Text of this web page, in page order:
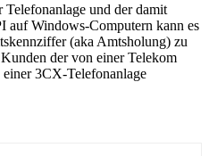
Telefonanlage und der damit
auf Windows-Computern kann es
(aka Amtsholung) zu
der von einer Telekom
3CX-Telefonanlage